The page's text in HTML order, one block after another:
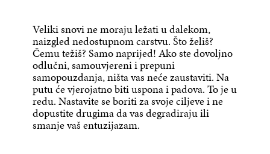
Veliki snovi ne moraju ležati u dalekom,
naizgled nedostupnom carstvu. Što želiš?
Čemu težiš? Samo naprijed! Ako ste dovoljno
odlučni, samouvjereni i prepuni
samopouzdanja, ništa vas neće zaustaviti. Na
putu će vjerojatno biti uspona i padova. To je u
redu. Nastavite se boriti za svoje ciljeve i ne
dopustite drugima da vas degradiraju ili
smanje vaš entuzijazam.